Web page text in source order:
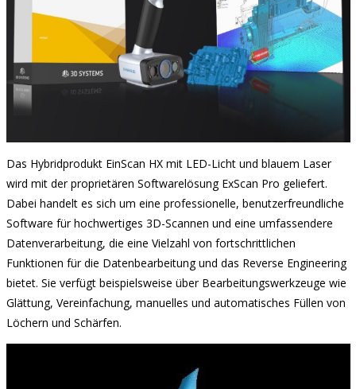
Das Hybridprodukt EinScan HX mit LED-Licht und blauem Laser
wird mit der proprietären Softwarelösung ExScan Pro geliefert.
Dabei handelt es sich um eine professionelle, benutzerfreundliche
Software für hochwertiges 3D-Scannen und eine umfassendere
Datenverarbeitung, die eine Vielzahl von fortschrittlichen
Funktionen für die Datenbearbeitung und das Reverse Engineering
bietet. Sie verfügt beispielsweise über Bearbeitungswerkzeuge wie
Glättung, Vereinfachung, manuelles und automatisches Füllen von
Löchern und Schärfen.